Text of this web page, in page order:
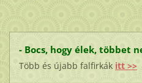
- Bocs, hogy élek, többet
Több és újabb falfirkák itt >>